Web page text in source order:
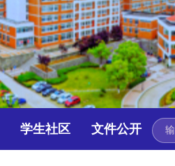
学生社区 文件公开